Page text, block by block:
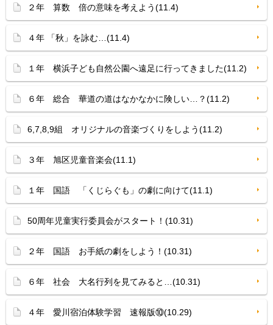
２年 算数 倍の意味を考えよう(11.4)
４年 「秋」を詠む…(11.4)
１年 横浜子ども自然公園へ遠足に行ってきました(11.2)
６年 総合 華道の道はなかなかに険しい…？(11.2)
6,7,8,9組 オリジナルの音楽づくりをしよう(11.2)
３年 旭区児童音楽会(11.1)
１年 国語 「くじらぐも」の劇に向けて(11.1)
50周年児童実行委員会がスタート！(10.31)
２年 国語 お手紙の劇をしよう！(10.31)
６年 社会 大名行列を見てみると…(10.31)
４年 愛川宿泊体験学習 速報版⑩(10.29)